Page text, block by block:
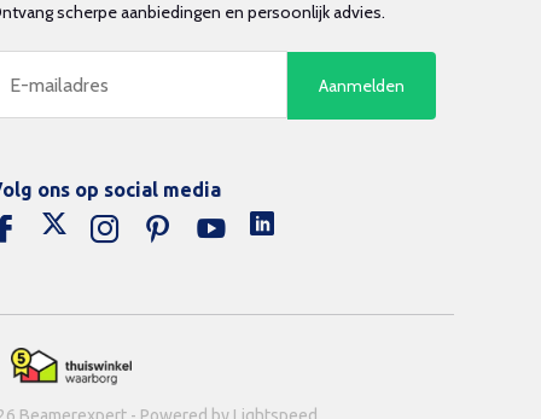
scherpe aanbiedingen en persoonlijk advies.
Aanmelden
ons op social media